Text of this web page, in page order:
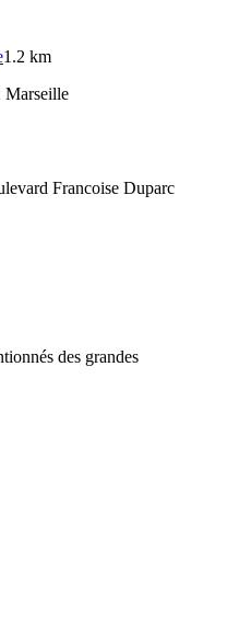
1.2 km
Marseille
Francoise Duparc
des grandes